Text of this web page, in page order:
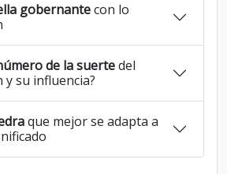
gobernantecon lo
de la suertedel
su influencia?
que mejor se adapta a